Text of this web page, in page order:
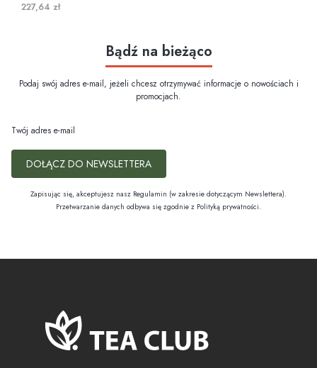
227,64 zł
Bądź na bieżąco
Podaj swój adres e-mail, jeżeli chcesz otrzymywać informacje o nowościach i
promocjach.
Twój adres e-mail
DOŁĄCZ DO NEWSLETTERA
Zapisując się, akceptujesz nasz Regulamin (w zakresie dotyczącym Newslettera).
Przetwarzanie danych odbywa się zgodnie z Polityką prywatności.